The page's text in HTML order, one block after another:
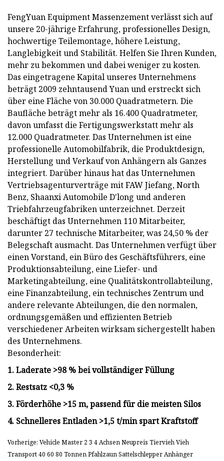
FengYuan Equipment Massenzement verlässt sich auf
unsere 20-jährige Erfahrung, professionelles Design,
hochwertige Teilemontage, höhere Leistung,
Langlebigkeit und Stabilität. Helfen Sie Ihren Kunden,
mehr zu bekommen und dabei weniger zu kosten.
Das eingetragene Kapital unseres Unternehmens
beträgt 2009 zehntausend Yuan und erstreckt sich
über eine Fläche von 30.000 Quadratmetern. Die
Baufläche beträgt mehr als 16.400 Quadratmeter,
davon umfasst die Fertigungswerkstatt mehr als
12.000 Quadratmeter. Das Unternehmen ist eine
professionelle Automobilfabrik, die Produktdesign,
Herstellung und Verkauf von Anhängern als Ganzes
integriert. Darüber hinaus hat das Unternehmen
Vertriebsagenturverträge mit FAW Jiefang, North
Benz, Shaanxi Automobile D'long und anderen
Triebfahrzeugfabriken unterzeichnet. Derzeit
beschäftigt das Unternehmen 110 Mitarbeiter,
darunter 27 technische Mitarbeiter, was 24,50 % der
Belegschaft ausmacht. Das Unternehmen verfügt über
einen Vorstand, ein Büro des Geschäftsführers, eine
Produktionsabteilung, eine Liefer- und
Marketingabteilung, eine Qualitätskontrollabteilung,
eine Finanzabteilung, ein technisches Zentrum und
andere relevante Abteilungen, die den normalen,
ordnungsgemäßen und effizienten Betrieb
verschiedener Arbeiten wirksam sichergestellt haben
des Unternehmens.
Besonderheit:
1. Laderate >98 % bei vollständiger Füllung
2. Restsatz <0,3 %
3. Förderhöhe >15 m, passend für die meisten Silos
4. Schnelleres Entladen >1,5 t/min spart Kraftstoff
Vorherige: Vehicle Master 2 3 4 Achsen Neupreis Tiervieh Vieh
Transport 40 60 80 Tonnen Pfahlzaun Sattelschlepper Anhänger